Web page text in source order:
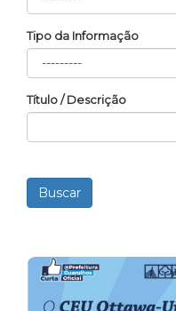
Tipo da Informação
Título / Descrição